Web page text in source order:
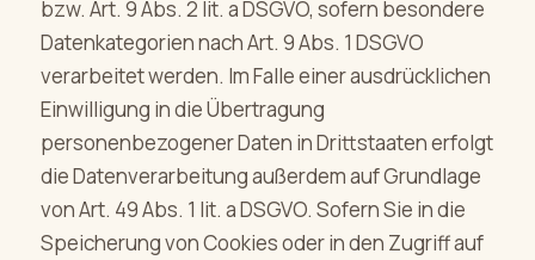
bzw. Art. 9 Abs. 2 lit. a DSGVO, sofern besondere
Datenkategorien nach Art. 9 Abs. 1 DSGVO
verarbeitet werden. Im Falle einer ausdrücklichen
Einwilligung in die Übertragung
personenbezogener Daten in Drittstaaten erfolgt
die Datenverarbeitung außerdem auf Grundlage
von Art. 49 Abs. 1 lit. a DSGVO. Sofern Sie in die
Speicherung von Cookies oder in den Zugriff auf